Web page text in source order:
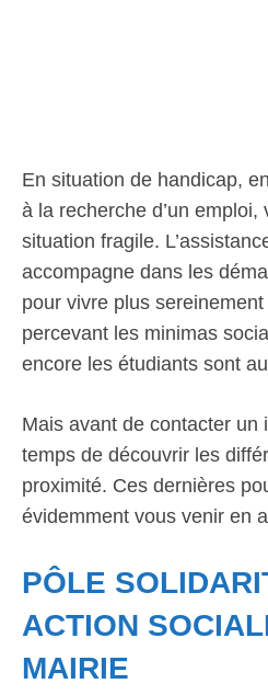
En situation de handicap,
à la recherche d’un
situation fragile.
accompagne dans les
pour vivre plus
percevant les minimas
encore les étudiants sont
Mais avant de contacter un
temps de découvrir les
proximité. Ces dernières
évidemment vous venir en
PÔLE
ACTION
MAIRIE